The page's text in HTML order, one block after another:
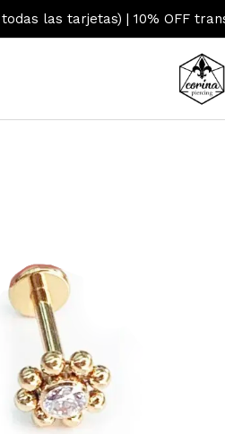
las tarjetas) | 10% OFF